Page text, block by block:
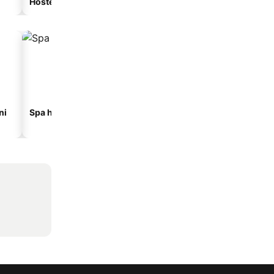
Spa hoteli